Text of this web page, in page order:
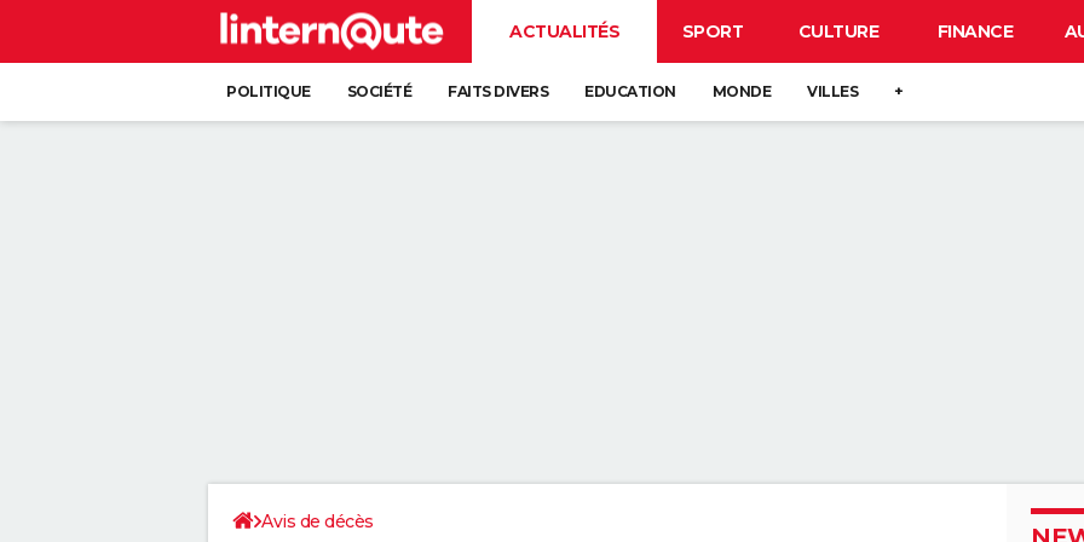
ACTUALITÉS SPORT CULTURE FINANCE
POLITIQUE SOCIÉTÉ FAITS DIVERS EDUCATION MONDE VILLES +
Avis de décès